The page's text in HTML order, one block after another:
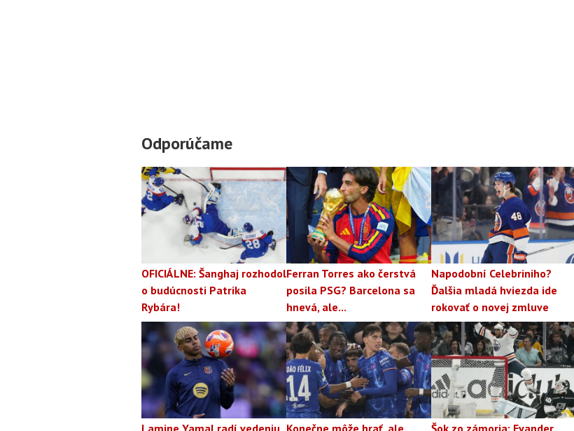
Odporúčame
OFICIÁLNE: Šanghaj rozhodol
o budúcnosti Patrika
Rybára!
Ferran Torres ako čerstvá
posila PSG? Barcelona sa
hnevá, ale...
Napodobní Celebriniho?
Ďalšia mladá hviezda ide
rokovať o novej zmluve